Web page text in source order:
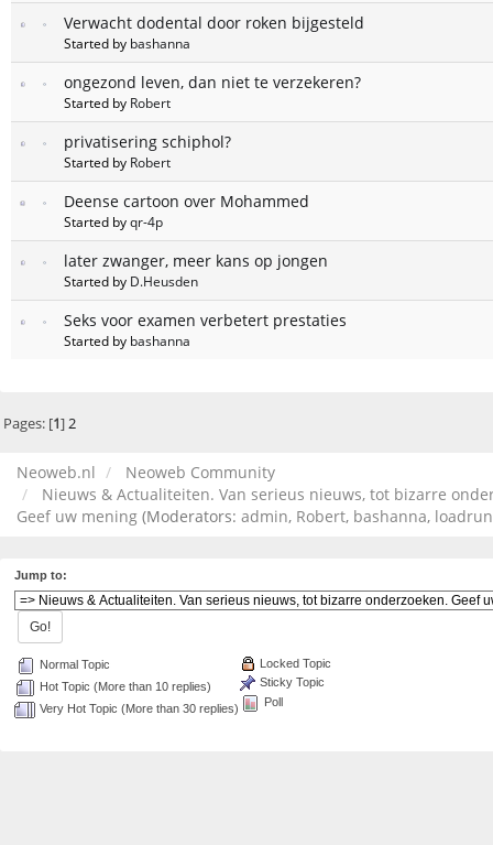
Verwacht dodental door roken bijgesteld
Started by bashanna
ongezond leven, dan niet te verzekeren?
Started by Robert
privatisering schiphol?
Started by Robert
Deense cartoon over Mohammed
Started byqr-4p
later zwanger, meer kans op jongen
Started by D.Heusden
Seks voor examen verbetert prestaties
Started by bashanna
Pages: [1]2
Neoweb.nl
Neoweb Community
Nieuws & Actualiteiten. Van serieus nieuws, tot bizarre
Geef uw mening (Moderators: admin, Robert, bashanna,
Jump to:
Normal Topic
Hot Topic (More than 10 replies)
Very Hot Topic (More than 30 replies)
Locked Topic
Sticky Topic
Poll